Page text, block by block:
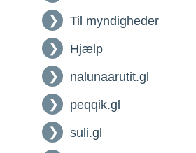
Til myndigheder
Hjælp
nalunaarutit.gl
peqqik.gl
suli.gl